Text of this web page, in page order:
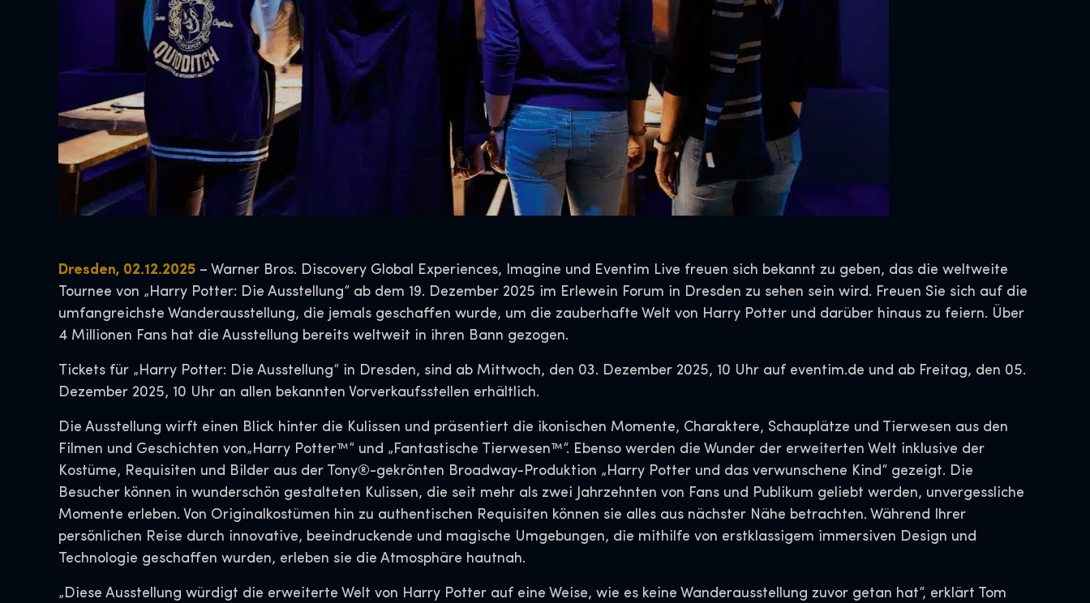
Dresden, 02.12.2025 – Warner Bros. Discovery Global Experiences, Imagine und Eventim Live freuen sich bekannt zu geben, das die weltweite
Tournee von „Harry Potter: Die Ausstellung“ ab dem 19. Dezember 2025 im Erlewein Forum in Dresden zu sehen sein wird. Freuen Sie sich auf die
umfangreichste Wanderausstellung, die jemals geschaffen wurde, um die zauberhafte Welt von Harry Potter und darüber hinaus zu feiern. Über
4 Millionen Fans hat die Ausstellung bereits weltweit in ihren Bann gezogen.
Tickets für „Harry Potter: Die Ausstellung“ in Dresden, sind ab Mittwoch, den 03. Dezember 2025, 10 Uhr auf eventim.de und ab Freitag, den 05.
Dezember 2025, 10 Uhr an allen bekannten Vorverkaufsstellen erhältlich.
Die Ausstellung wirft einen Blick hinter die Kulissen und präsentiert die ikonischen Momente, Charaktere, Schauplätze und Tierwesen aus den
Filmen und Geschichten von„Harry Potter™“ und „Fantastische Tierwesen™“. Ebenso werden die Wunder der erweiterten Welt inklusive der
Kostüme, Requisiten und Bilder aus der Tony®-gekrönten Broadway-Produktion „Harry Potter und das verwunschene Kind“ gezeigt. Die
Besucher können in wunderschön gestalteten Kulissen, die seit mehr als zwei Jahrzehnten von Fans und Publikum geliebt werden, unvergessliche
Momente erleben. Von Originalkostümen hin zu authentischen Requisiten können sie alles aus nächster Nähe betrachten. Während Ihrer
persönlichen Reise durch innovative, beeindruckende und magische Umgebungen, die mithilfe von erstklassigem immersiven Design und
Technologie geschaffen wurden, erleben sie die Atmosphäre hautnah.
„Diese Ausstellung würdigt die erweiterte Welt von Harry Potter auf eine Weise, wie es keine Wanderausstellung zuvor getan hat“, erklärt Tom